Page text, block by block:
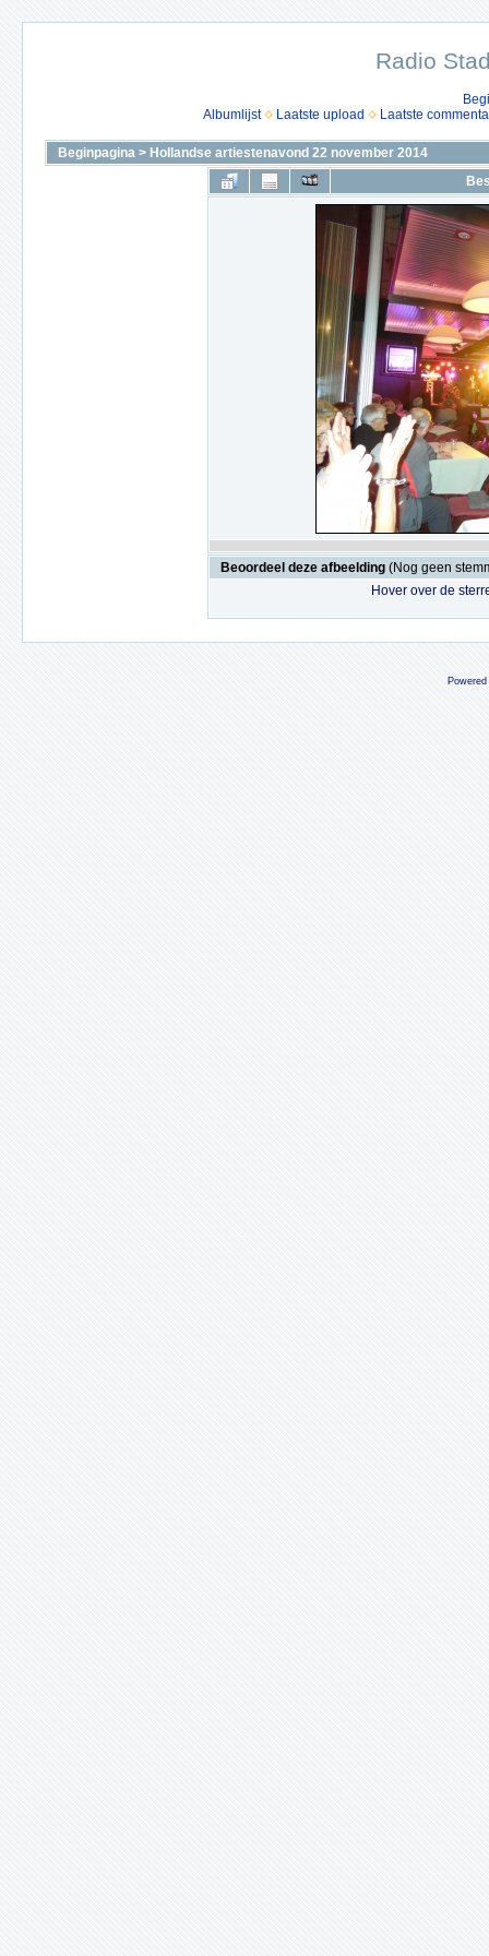
Radio
Albumlijst
Laatste upload Laatste
Beginpagina > Hollandse artiestenavond 22 november 2014
Beoordeel deze afbeelding (Nog geen
Hover over de